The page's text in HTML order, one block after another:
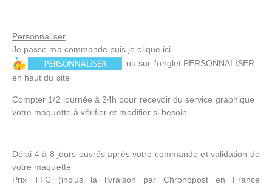
Personnaliser
Je passe ma commande puis je clique ici
ou sur l'onglet PERSONNALISER
en haut du site
Compter 1/2 journée à 24h pour recevoir du service graphique
votre maquette à vérifier et modifier si besoin
Délai 4 à 8 jours ouvrés après votre commande et validation de
votre maquette
Prix TTC (inclus la livraison par Chronopost en France